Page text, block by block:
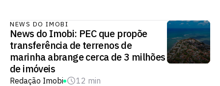
NEWS DO IMOBI
News do Imobi: PEC que propõe
transferência de terrenos de
marinha abrange cerca de 3 milhões
de imóveis
Redação Imobi 12 min